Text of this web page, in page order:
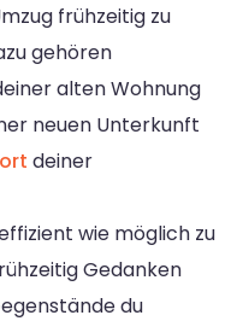
frühzeitig zu
gehören
alten Wohnung
neuen Unterkunft
deiner
wie möglich zu
Gedanken
du